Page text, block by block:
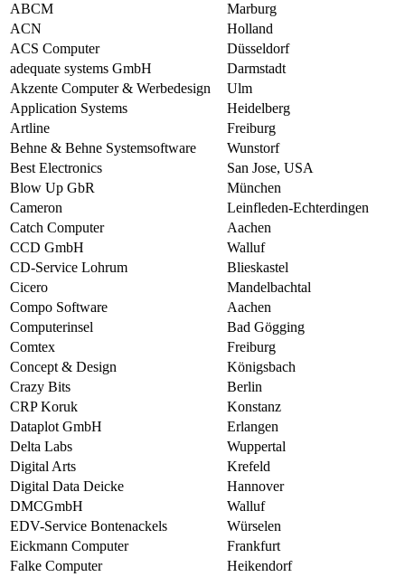
ABCM
Marburg
ACN
Holland
ACS Computer
Düsseldorf
adequate systems GmbH
Darmstadt
Akzente Computer & Werbedesign
Ulm
Application Systems
Heidelberg
Artline
Freiburg
Behne & Behne Systemsoftware
Wunstorf
Best Electronics
San Jose, USA
Blow Up GbR
München
Cameron
Leinfleden-Echterdingen
Catch Computer
Aachen
CCD GmbH
Walluf
CD-Service Lohrum
Blieskastel
Cicero
Mandelbachtal
Compo Software
Aachen
Computerinsel
Bad Gögging
Comtex
Freiburg
Concept & Design
Königsbach
Crazy Bits
Berlin
CRP Koruk
Konstanz
Dataplot GmbH
Erlangen
Delta Labs
Wuppertal
Digital Arts
Krefeld
Digital Data Deicke
Hannover
DMCGmbH
Walluf
EDV-Service Bontenackels
Würselen
Eickmann Computer
Frankfurt
Falke Computer
Heikendorf